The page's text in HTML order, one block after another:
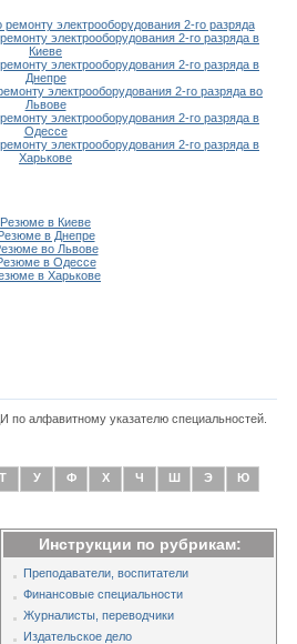
электрооборудования 2-го разряда
электрооборудования 2-го разряда в
Киеве
электрооборудования 2-го разряда в
Днепре
электрооборудования 2-го разряда во
Львове
электрооборудования 2-го разряда в
Одессе
электрооборудования 2-го разряда в
Харькове
Резюме в Киеве
в Днепре
во Львове
в Одессе
в Харькове
по алфавитному указателю специальностей.
Т У Ф Х Ч Ш Э Ю
Инструкции по рубрикам:
Преподаватели, воспитатели
Финансовые специальности
Журналисты, переводчики
Издательское дело